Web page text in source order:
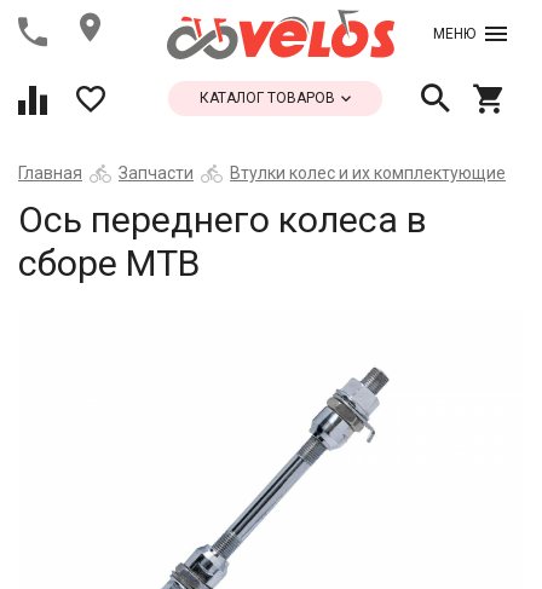
МЕНЮ
КАТАЛОГ ТОВАРОВ
Главная Запчасти Втулки колес и их комплектующие
Ось переднего колеса в
сборе МТВ